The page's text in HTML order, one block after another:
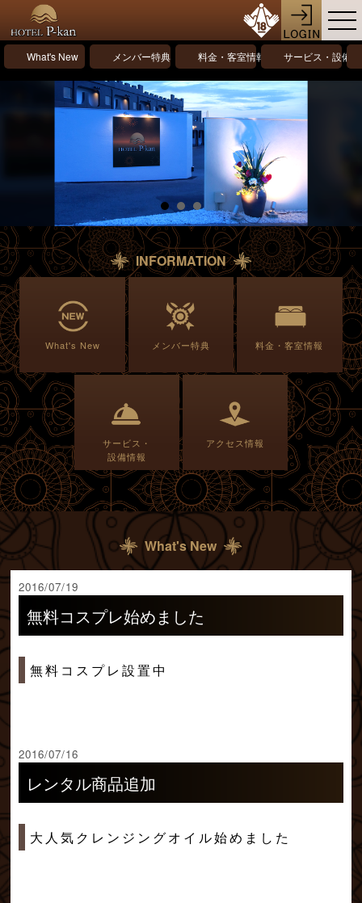
What's New メンバー特典 料金・客室情報 サービス・設備
INFORMATION
What's New メンバー特典 料金・客室情報
サービス・
設備情報
アクセス情報
What's New
2016/07/19
無料コスプレ始めました
無料コスプレ設置中
2016/07/16
レンタル商品追加
大人気クレンジングオイル始めました